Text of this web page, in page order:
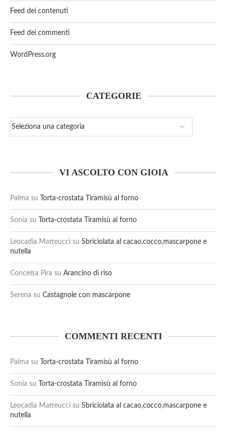
Feed dei contenuti
Feed dei commenti
WordPress.org
CATEGORIE
VI ASCOLTO CON GIOIA
Palma su Torta-crostata Tiramisù al forno
Sonia su Torta-crostata Tiramisù al forno
Leocadia Matteucci su Sbriciolata al cacao,cocco,mascarpone e
nutella
Concetta Pira su Arancino di riso
Serena su Castagnole con mascarpone
COMMENTI RECENTI
Palma su Torta-crostata Tiramisù al forno
Sonia su Torta-crostata Tiramisù al forno
Leocadia Matteucci su Sbriciolata al cacao,cocco,mascarpone e
nutella